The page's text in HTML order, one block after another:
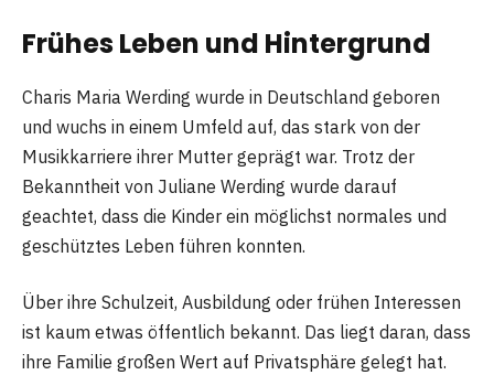
Frühes Leben und Hintergrund
Charis Maria Werding wurde in Deutschland geboren
und wuchs in einem Umfeld auf, das stark von der
Musikkarriere ihrer Mutter geprägt war. Trotz der
Bekanntheit von Juliane Werding wurde darauf
geachtet, dass die Kinder ein möglichst normales und
geschütztes Leben führen konnten.
Über ihre Schulzeit, Ausbildung oder frühen Interessen
ist kaum etwas öffentlich bekannt. Das liegt daran, dass
ihre Familie großen Wert auf Privatsphäre gelegt hat.